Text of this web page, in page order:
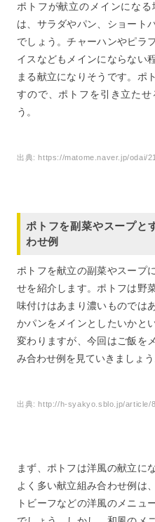
ポトフが献立のメインにな
は、サラダやパン、ショート
でしょう。チャーハンやピラ
イスなどもメインにならない
まる献立になりそうです。ポ
すので、ポトフを引き立た
う。
出典:https://matome.naver.jp/odai/
ポトフを副菜やスープと
わせ例
ポトフを献立の副菜やスープ
せを紹介します。ポトフは野
味付けはあまり濃いものでは
かパンをメインとしたいかと
変わりますが、今回はご飯を
み合わせ例を見ていきましょう
出典:http://h-syakyo.sblo.jp/article/
まず、ポトフは洋風の献立に
よく多い献立組み合わせ例は
トビーフなどの洋風のメニュ